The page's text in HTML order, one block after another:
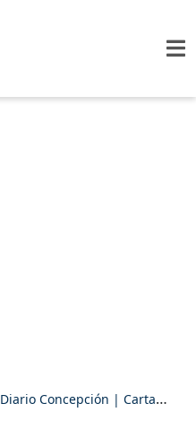
Diario Concepción | Carta al director: Un futuro sin hepatitis